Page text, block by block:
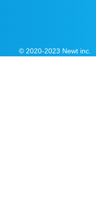
© 2020-2023 Newt inc.